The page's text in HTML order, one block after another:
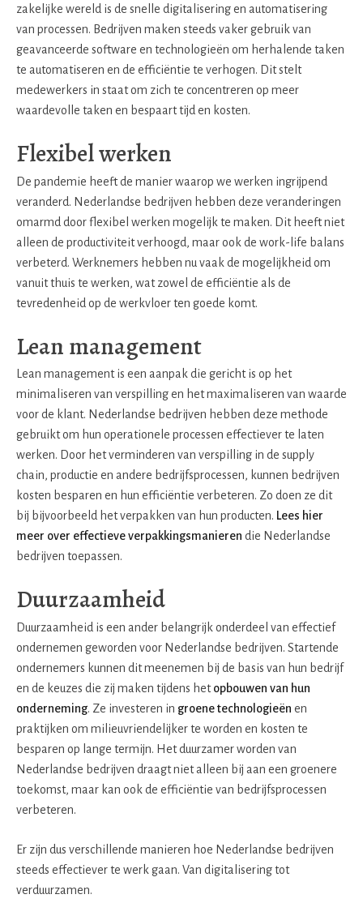
zakelijke wereld is de snelle digitalisering en automatisering
van processen. Bedrijven maken steeds vaker gebruik van
geavanceerde software en technologieën om herhalende taken
te automatiseren en de efficiëntie te verhogen. Dit stelt
medewerkers in staat om zich te concentreren op meer
waardevolle taken en bespaart tijd en kosten.
Flexibel werken
De pandemie heeft de manier waarop we werken ingrijpend
veranderd. Nederlandse bedrijven hebben deze veranderingen
omarmd door flexibel werken mogelijk te maken. Dit heeft niet
alleen de productiviteit verhoogd, maar ook de work-life balans
verbeterd. Werknemers hebben nu vaak de mogelijkheid om
vanuit thuis te werken, wat zowel de efficiëntie als de
tevredenheid op de werkvloer ten goede komt.
Lean management
Lean management is een aanpak die gericht is op het
minimaliseren van verspilling en het maximaliseren van waarde
voor de klant. Nederlandse bedrijven hebben deze methode
gebruikt om hun operationele processen effectiever te laten
werken. Door het verminderen van verspilling in de supply
chain, productie en andere bedrijfsprocessen, kunnen bedrijven
kosten besparen en hun efficiëntie verbeteren. Zo doen ze dit
bij bijvoorbeeld het verpakken van hun producten. Lees hier
meer over effectieve verpakkingsmanieren die Nederlandse
bedrijven toepassen.
Duurzaamheid
Duurzaamheid is een ander belangrijk onderdeel van effectief
ondernemen geworden voor Nederlandse bedrijven. Startende
ondernemers kunnen dit meenemen bij de basis van hun bedrijf
en de keuzes die zij maken tijdens hetopbouwen van hun
onderneming. Ze investeren in groene technologieën en
praktijken om milieuvriendelijker te worden en kosten te
besparen op lange termijn. Het duurzamer worden van
Nederlandse bedrijven draagt niet alleen bij aan een groenere
toekomst, maar kan ook de efficiëntie van bedrijfsprocessen
verbeteren.
Er zijn dus verschillende manieren hoe Nederlandse bedrijven
steeds effectiever te werk gaan. Van digitalisering tot
verduurzamen.